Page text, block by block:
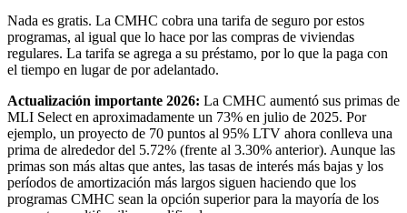
Nada es gratis. La CMHC cobra una tarifa de seguro por estos
programas, al igual que lo hace por las compras de viviendas
regulares. La tarifa se agrega a su préstamo, por lo que la paga con
el tiempo en lugar de por adelantado.
Actualización importante 2026: La CMHC aumentó sus primas de
MLI Select en aproximadamente un 73% en julio de 2025. Por
ejemplo, un proyecto de 70 puntos al 95% LTV ahora conlleva una
prima de alrededor del 5.72% (frente al 3.30% anterior). Aunque las
primas son más altas que antes, las tasas de interés más bajas y los
períodos de amortización más largos siguen haciendo que los
programas CMHC sean la opción superior para la mayoría de los